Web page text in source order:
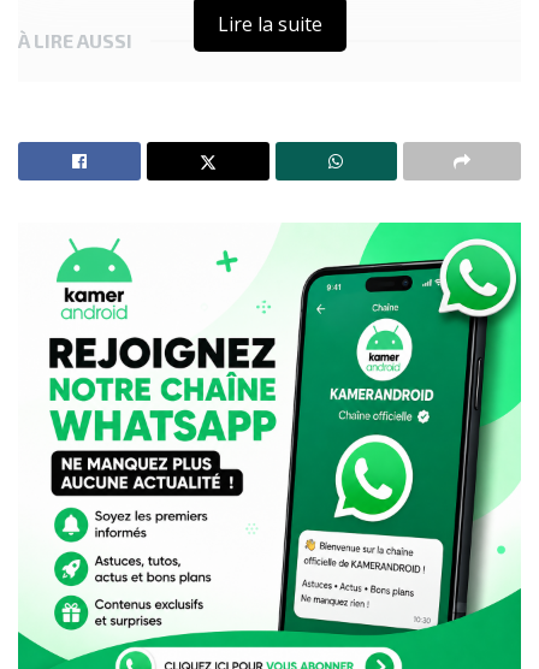
À LIRE AUSSI
Ayoba : de 35 millions d’utilisateurs à la fermeture,
pourquoi MTN a retiré son « WhatsApp africain » du
Les Objectifs du Partenariat
Sécurité et protection des
infrastructures :
L’une des principales motivations derrière ce
partenariat est la sécurisation des infrastructures. Les
installations de Camtel et Camwater sont souvent
victimes de vandalisme, ce qui perturbe la fourniture de
services essentiels. En mutualisant leurs opérations, les
Lire la suite